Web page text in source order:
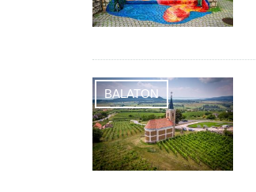
BALATON